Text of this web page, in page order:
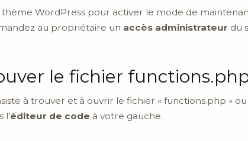
thème WordPress pour activer le mode de
au propriétaire un accès administrateur du
le fichier
à trouver et à ouvrir le fichier « functions.php »
l’éditeur de code à votre gauche.